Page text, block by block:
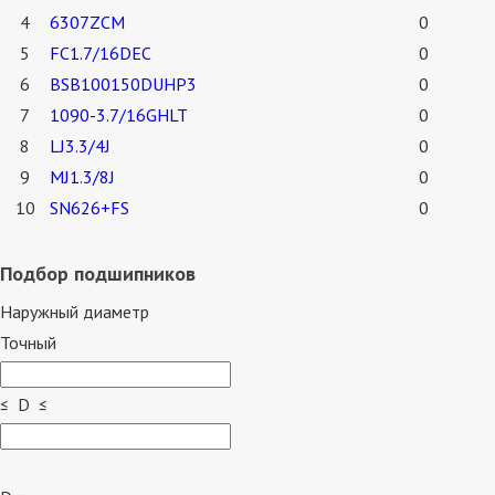
4
6307ZCM 0
5
FC1.7/16DEC 0
6
BSB100150DUHP3 0
7
1090-3.7/16GHLT 0
8
LJ3.3/4J 0
9
MJ1.3/8J 0
10
SN626+FS 0
Подбор подшипников
Наружный диаметр
Точный
≤ D ≤